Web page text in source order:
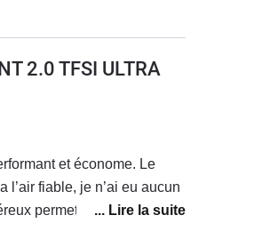
qualité
2.0 TFSI ULTRA
et économe. Le
l’air fiable, je n’ai eu aucun
permet d’avoir une